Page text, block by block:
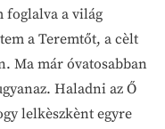
foglalva a világ
a Teremtőt, a cèlt
Ma már óvatosabban
Haladni az Ő
lelkèszkènt egyre